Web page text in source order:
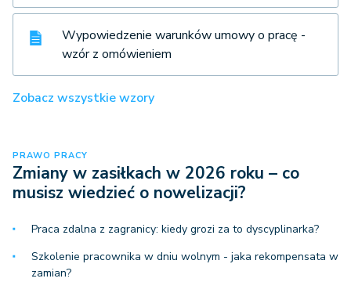
Wypowiedzenie warunków umowy o pracę -
wzór z omówieniem
Zobacz wszystkie wzory
PRAWO PRACY
Zmiany w zasiłkach w 2026 roku – co
musisz wiedzieć o nowelizacji?
Praca zdalna z zagranicy: kiedy grozi za to dyscyplinarka?
Szkolenie pracownika w dniu wolnym - jaka rekompensata w
zamian?